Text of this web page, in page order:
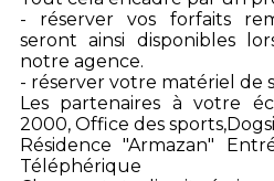
- réserver vos forfaits
seront ainsi disponibles
notre agence.
- réserver votre matériel de
Les partenaires à votre
2000, Office des
Résidence "Armazan"
Téléphérique